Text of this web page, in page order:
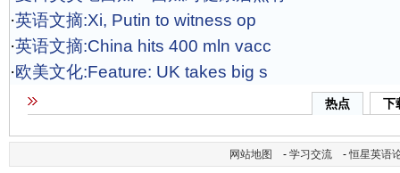
·英语文摘:Xi, Putin to witness op
·英语文摘:China hits 400 mln vacc
·欧美文化:Feature: UK takes big s
热点 下
网站地图 - 学习交流 -恒星英语